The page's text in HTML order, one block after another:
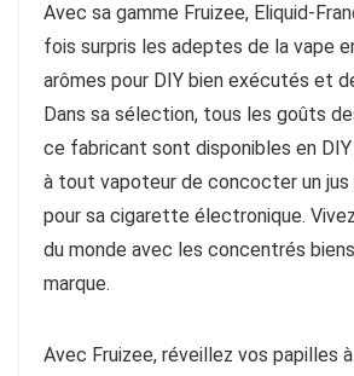
Avec sa gamme Fruizee, Eliquid-
fois surpris les adeptes de la vape
arômes pour DIY bien exécutés et
Dans sa sélection, tous les goûts
ce fabricant sont disponibles en
à tout vapoteur de concocter un jus
pour sa cigarette électronique.
du monde avec les concentrés
marque.
Avec Fruizee, réveillez vos papilles